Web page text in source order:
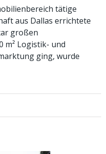
tätige
aus Dallas errichtete
großen
m² Logistik- und
ging, wurde